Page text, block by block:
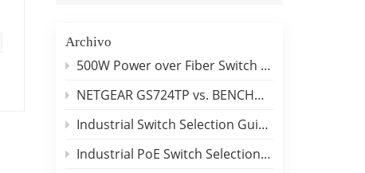
Archivo
500W Power over Fiber Switch Deployment Guide
NETGEAR GS724TP vs. BENCHU SP6500-24PGE2GF: 24-Port PoE Switch Comparison
Industrial Switch Selection Guide for DIN-Rail and Rackmount Applications
Industrial PoE Switch Selection Guide: Outdoor Deployment & Reliability Insights